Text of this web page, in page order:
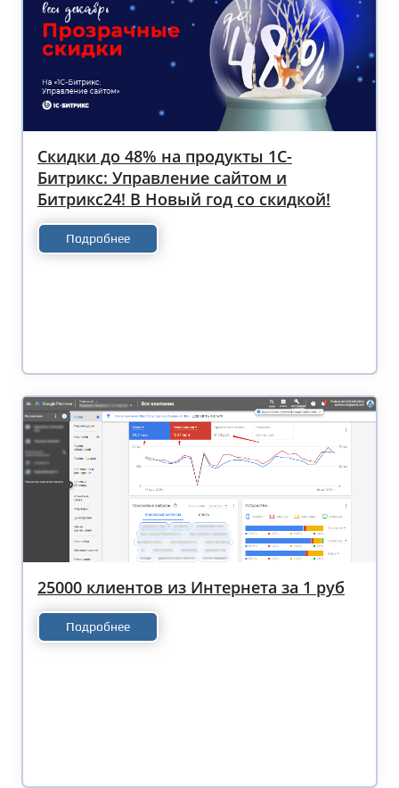
Скидки до 48% на продукты 1С-
Битрикс: Управление сайтом и
Битрикс24! В Новый год со скидкой!
Подробнее
25000 клиентов из Интернета за 1 руб
Подробнее